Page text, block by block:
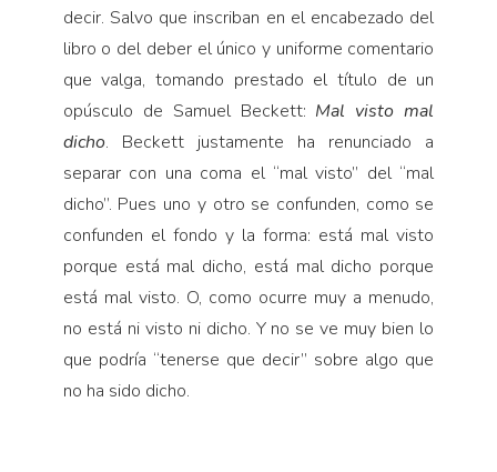
decir. Salvo que inscriban en el encabezado del
libro o del deber el único y uniforme comentario
que valga, tomando prestado el título de un
opúsculo de Samuel Beckett: Mal visto mal
dicho. Beckett justamente ha renunciado a
separar con una coma el “mal visto” del “mal
dicho”. Pues uno y otro se confunden, como se
confunden el fondo y la forma: está mal visto
porque está mal dicho, está mal dicho porque
está mal visto. O, como ocurre muy a menudo,
no está ni visto ni dicho. Y no se ve muy bien lo
que podría “tenerse que decir” sobre algo que
no ha sido dicho.